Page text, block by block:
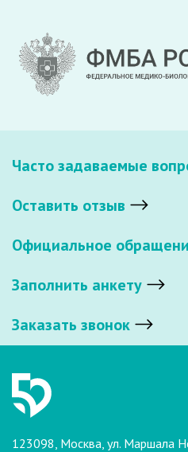
Часто задаваемые
Оставить отзыв
Официальное
Заполнить анкету
Заказать звонок
123098, Москва, ул. Маршала